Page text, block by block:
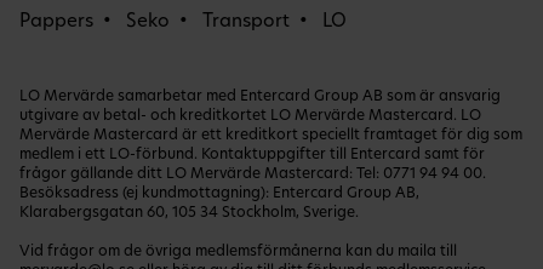
Pappers
Seko Transport LO
LO Mervärde samarbetar med Entercard Group AB som är ansvarig
utgivare av betal- och kreditkortet LO Mervärde Mastercard. LO
Mervärde Mastercard är ett kreditkort speciellt framtaget för dig som
medlem i ett LO-förbund. Kontaktuppgifter till Entercard samt för
frågor gällande ditt LO Mervärde Mastercard: Tel: 0771 94 94 00.
Besöksadress (ej kundmottagning): Entercard Group AB,
Klarabergsgatan 60, 105 34 Stockholm, Sverige.
Vid frågor om de övriga medlemsförmånerna kan du maila till